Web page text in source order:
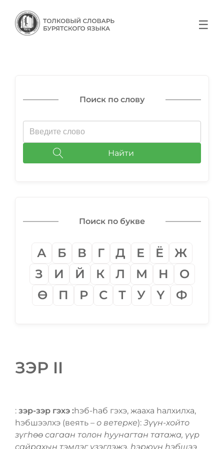
☰
Поиск по слову
Найти
Поиск по букве
А Б В Г Д Е Ё
Ж
З
И Й К Л М Н
О
Ѳ
П Р С Т У Ү Ф
ЗЭР II
: зэр-зэр гэхэ :һэб-һаб гэхэ, жааха һалхилха,
һэбшээлхэ (веять – о ветерке): Зүүн-хойто
зүгһѳѳ сагаан толон һуунагтан татажа, үүр
сайрахын тэмдэг үзэгдэжэ, һэрюун һэбшээ